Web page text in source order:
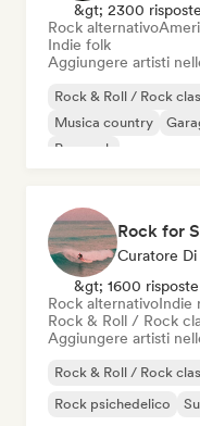
&gt; 2300
Rock alternativo
Indie folk
Aggiungere artisti
Rock & Roll / Rock
Musica country
Pop rock
Rock for
Curatore Di
&gt; 1600
Rock alternativoIndie
Rock & Roll / Rock
Aggiungere artisti
Rock & Roll / Rock
Rock psichedelico